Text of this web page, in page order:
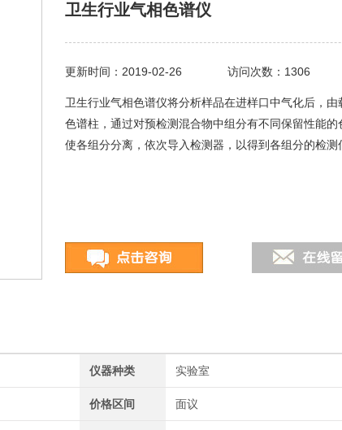
卫生行业气相色谱仪
更新时间：2019-02-26 访问次数：1306
卫生行业气相色谱仪将分析样品在进样口中气化后，由
色谱柱，通过对预检测混合物中组分有不同保留性能的
使各组分分离，依次导入检测器，以得到各组分的检测
仪器种类 实验室
价格区间 面议